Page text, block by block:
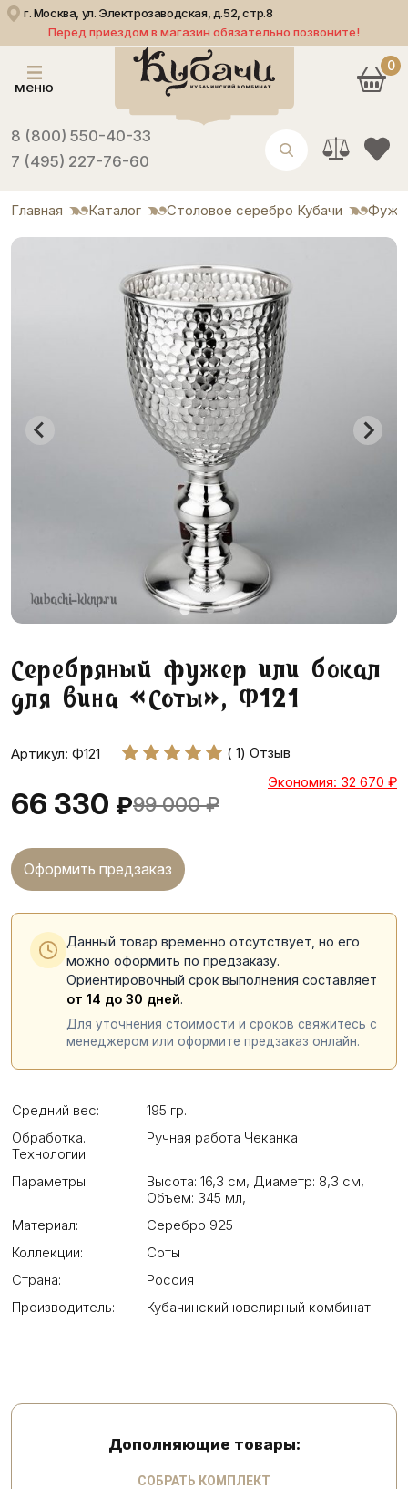
г. Москва, ул. Электрозаводская, д.52, стр.8
Перед приездом в магазин обязательно позвоните!
меню
8 (800) 550-40-33
7 (495) 227-76-60
0
Главная Каталог Столовое серебро Кубачи
Серебряный фужер или бокал
для вина «Соты», Ф121
Артикул: Ф121 ( 1) Отзыв
66 330 ₽99 000 ₽
Экономия: 32 670 ₽
Оформить предзаказ
Данный товар временно отсутствует, но его
можно оформить по предзаказу.
Ориентировочный срок выполнения составляет
от 14 до 30 дней.
Для уточнения стоимости и сроков свяжитесь с
менеджером или оформите предзаказ онлайн.
Средний вес:
195 гр.
Обработка.
Технологии:
Ручная работа Чеканка
Параметры: Высота: 16,3 см, Диаметр: 8,3 см,
Объем: 345 мл,
Материал:
Серебро 925
Коллекции:
Соты
Страна:
Россия
Производитель:
Кубачинский ювелирный комбинат
Дополняющие товары:
СОБРАТЬ КОМПЛЕКТ